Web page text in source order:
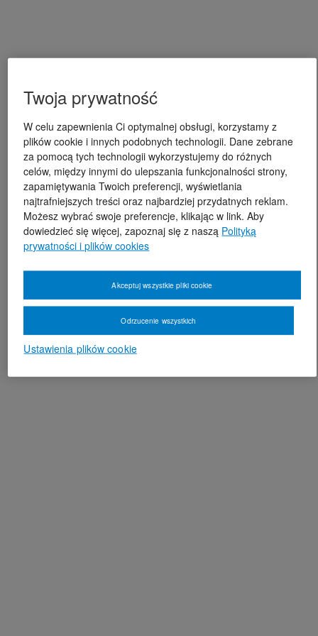
Twoja prywatność
W celu zapewnienia Ci optymalnej obsługi, korzystamy z
plików cookie i innych podobnych technologii. Dane zebrane
za pomocą tych technologii wykorzystujemy do różnych
celów, między innymi do ulepszania funkcjonalności strony,
zapamiętywania Twoich preferencji, wyświetlania
najtrafniejszych treści oraz najbardziej przydatnych reklam.
Możesz wybrać swoje preferencje, klikając w link. Aby
dowiedzieć się więcej, zapoznaj się z naszą Polityką
prywatności i plików cookies
Ustawienia plików cookie
Odrzucenie wszystkich
Akceptuj wszystkie pliki cookie